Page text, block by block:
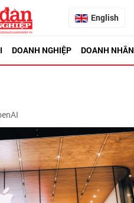
English
DOANH NGHIỆP DOANH NHÂN